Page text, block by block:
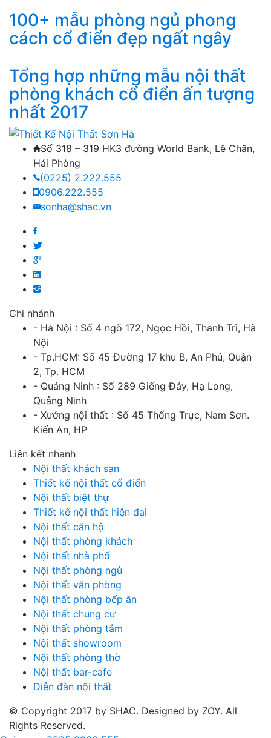
100+ mẫu phòng ngủ phong
cách cổ điển đẹp ngất ngây
Tổng hợp những mẫu nội thất
phòng khách cổ điển ấn tượng
nhất 2017
Số 318 – 319 HK3 đường World Bank, Lê Chân,
Hải Phòng
(0225) 2.222.555
0906.222.555
sonha@shac.vn
Chi nhánh
- Hà Nội : Số 4 ngõ 172, Ngọc Hồi, Thanh Trì, Hà
Nội
- Tp.HCM: Số 45 Đường 17 khu B, An Phú, Quận
2, Tp. HCM
- Quảng Ninh : Số 289 Giếng Đáy, Hạ Long,
Quảng Ninh
- Xưởng nội thất : Số 45 Thống Trực, Nam Sơn.
Kiến An, HP
Liên kết nhanh
Nội thất khách sạn
Thiết kế nội thất cổ điển
Nội thất biệt thự
Thiết kế nội thất hiện đại
Nội thất căn hộ
Nội thất phòng khách
Nội thất nhà phố
Nội thất phòng ngủ
Nội thất văn phòng
Nội thất phòng bếp ăn
Nội thất chung cư
Nội thất phòng tắm
Nội thất showroom
Nội thất phòng thờ
Nội thất bar-cafe
Diễn đàn nội thất
© Copyright 2017 by SHAC. Designed by ZOY. All
Rights Reserved.